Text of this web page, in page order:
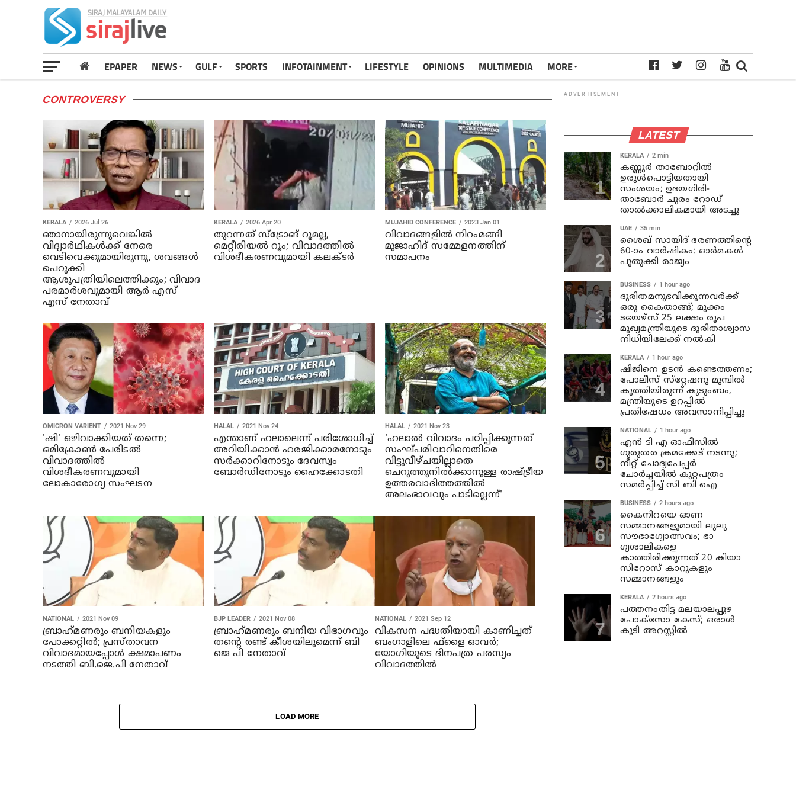
EPAPER NEWS GULF SPORTS INFOTAINMENT LIFESTYLE OPINIONS MULTIMEDIA MORE
CONTROVERSY
KERALA 2026 Jul 26
ഞാനായിരുന്നുവെങ്കില്‍
വിദ്യാര്‍ഥികള്‍ക്ക് നേരെ
വെടിവെക്കുമായിരുന്നു, ശവങ്ങള്‍
പെറുക്കി
ആശുപത്രിയിലെത്തിക്കും; വിവാദ
പരമാര്‍ശവുമായി ആര്‍ എസ്
എസ് നേതാവ്
KERALA 2026 Apr 20
തുറന്നത് സ്‌ട്രോങ് റൂമല്ല,
മെറ്റീരിയല്‍ റൂം; വിവാദത്തില്‍
വിശദീകരണവുമായി കലക്ടര്‍
MUJAHID CONFERENCE 2023 Jan 01
വിവാദങ്ങളിൽ നിറംമങ്ങി
മുജാഹിദ് സമ്മേളനത്തിന്
സമാപനം
OMICRON VARIENT 2021 Nov 29
'ഷി' ഒഴിവാക്കിയത് തന്നെ;
ഒമിക്രോണ്‍ പേരിടല്‍
വിവാദത്തില്‍
വിശദീകരണവുമായി
ലോകാരോഗ്യ സംഘടന
HALAL 2021 Nov 24
എന്താണ് ഹലാലെന്ന് പരിശോധിച്ച്
അറിയിക്കാൻ ഹരജിക്കാരനോടും
സർക്കാറിനോടും ദേവസ്വം
ബോർഡിനോടും ഹൈക്കോടതി
HALAL 2021 Nov 23
'ഹലാൽ വിവാദം പഠിപ്പിക്കുന്നത്
സംഘ്പരിവാറിനെതിരെ
വിട്ടുവീഴ്ചയില്ലാതെ
ചെറുത്തുനിൽക്കാനുള്ള രാഷ്ട്രീയ
ഉത്തരവാദിത്തത്തിൽ
അലംഭാവവും പാടില്ലെന്ന്'
NATIONAL 2021 Nov 09
ബ്രാഹ്‌മണരും ബനിയകളും
പോക്കറ്റില്‍; പ്രസ്താവന
വിവാദമായപ്പോള്‍ ക്ഷമാപണം
നടത്തി ബി.ജെ.പി നേതാവ്
BJP LEADER 2021 Nov 08
ബ്രാഹ്‌മണരും ബനിയ വിഭാഗവും
തന്റെ രണ്ട് കീശയിലുമെന്ന് ബി
ജെ പി നേതാവ്
NATIONAL 2021 Sep 12
വികസന പദ്ധതിയായി കാണിച്ചത്
ബംഗാളിലെ ഫ്‌ളൈ ഓവര്‍;
യോഗിയുടെ ദിനപത്ര പരസ്യം
വിവാദത്തില്‍
LOAD MORE
ADVERTISEMENT
LATEST
KERALA 2 min
കണ്ണൂര്‍ താബോറില്‍
ഉരുള്‍പൊട്ടിയതായി
സംശയം; ഉദയഗിരി-
താബോര്‍ ചുരം റോഡ്
താല്‍ക്കാലികമായി അടച്ചു
UAE 35 min
ശൈഖ് സായിദ് ഭരണത്തിന്റെ
60-ാം വാർഷികം: ഓർമകൾ
പുതുക്കി രാജ്യം
BUSINESS 1 hour ago
ദുരിതമനുഭവിക്കുന്നവര്‍ക്ക്
ഒരു കൈതാങ്ങ്; മുക്കം
ടയേഴ്‌സ് 25 ലക്ഷം രൂപ
മുഖ്യമന്ത്രിയുടെ ദുരിതാശ്വാസ
നിധിയിലേക്ക് നല്‍കി
KERALA 1 hour ago
ഷിജിനെ ഉടന്‍ കണ്ടെത്തണം;
പോലീസ് സ്‌റ്റേഷനു മുമ്പില്‍
കുത്തിയിരുന്ന് കുടുംബം,
മന്ത്രിയുടെ ഉറപ്പില്‍
പ്രതിഷേധം അവസാനിപ്പിച്ചു
NATIONAL 1 hour ago
എന്‍ ടി എ ഓഫീസില്‍
ഗുരുതര ക്രമക്കേട് നടന്നു;
നീറ്റ് ചോദ്യപേപ്പര്‍
ചോര്‍ച്ചയില്‍ കുറ്റപത്രം
സമര്‍പ്പിച്ച് സി ബി ഐ
BUSINESS 2 hours ago
കൈനിറയെ ഓണ
സമ്മാനങ്ങളുമായി ലുലു
സൗഭാ​ഗ്യോത്സവം; ഭാ​
ഗ്യശാലികളെ
കാത്തിരിക്കുന്നത് 20 കിയാ
സിറോസ് കാറുകളും
സമ്മാനങ്ങളും
KERALA 2 hours ago
പത്തനംതിട്ട മലയാലപ്പുഴ
പോക്സോ കേസ്; ഒരാള്‍
കൂടി അറസ്റ്റില്‍